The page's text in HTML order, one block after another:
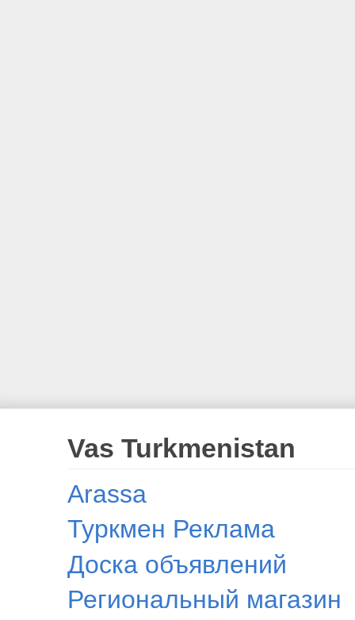
Vas Turkmenistan
Arassa
Туркмен Реклама
Доска объявлений
Региональный магазин